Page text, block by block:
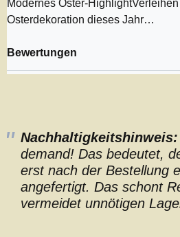
Modernes Oster-
Osterdekoration dieses Jahr…
Bewertungen
Nachhaltigkeitshinweis:
demand! Das bedeutet,
erst nach der Bestellung
angefertigt. Das schont
vermeidet unnötigen